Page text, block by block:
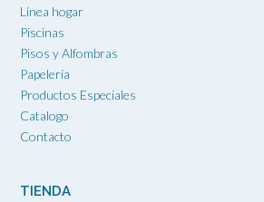
Línea hogar
Piscinas
Pisos y Alfombras
Papelería
Productos Especiales
Catalogo
Contacto
TIENDA